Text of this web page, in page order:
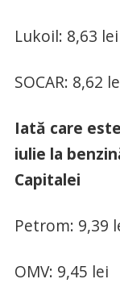
Lukoil: 8,63 lei
SOCAR: 8,62
Iată care
iulie la
Capitalei
Petrom: 9,39
OMV: 9,45 lei